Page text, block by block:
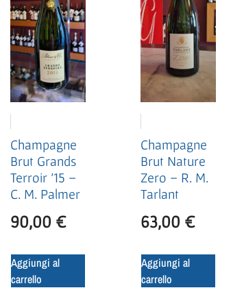
Champagne
Brut Grands
Terroir ’15 –
C. M. Palmer
90,00 €
Aggiungi al
carrello
Champagne
Brut Nature
Zero – R. M.
Tarlant
63,00 €
Aggiungi al
carrello